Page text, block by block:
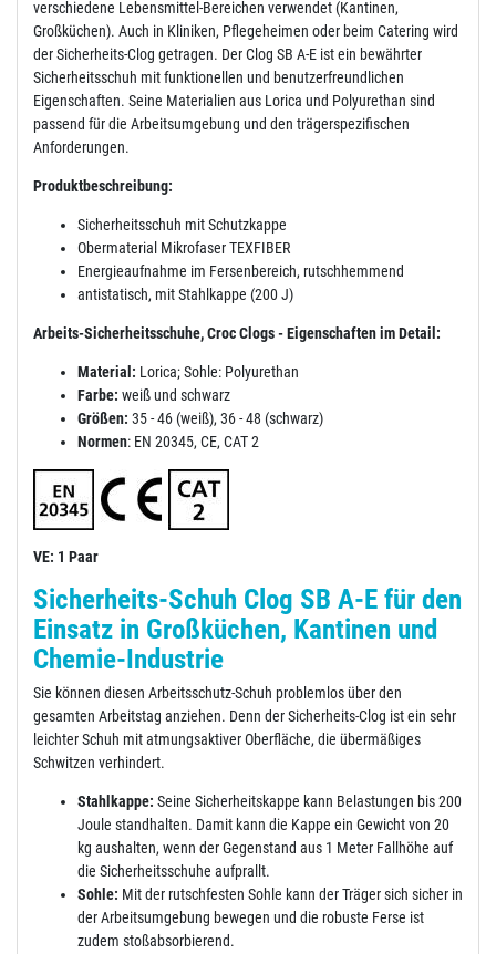
verschiedene Lebensmittel-Bereichen verwendet (Kantinen,
Großküchen). Auch in Kliniken, Pflegeheimen oder beim Catering wird
der Sicherheits-Clog getragen. Der Clog SB A-E ist ein bewährter
Sicherheitsschuh mit funktionellen und benutzerfreundlichen
Eigenschaften. Seine Materialien aus Lorica und Polyurethan sind
passend für die Arbeitsumgebung und den trägerspezifischen
Anforderungen.
Produktbeschreibung:
Sicherheitsschuh mit Schutzkappe
Obermaterial Mikrofaser TEXFIBER
Energieaufnahme im Fersenbereich, rutschhemmend
antistatisch, mit Stahlkappe (200 J)
Arbeits-Sicherheitsschuhe, Croc Clogs - Eigenschaften im Detail:
Material: Lorica; Sohle: Polyurethan
Farbe: weiß und schwarz
Größen: 35 - 46 (weiß), 36 - 48 (schwarz)
Normen: EN 20345, CE, CAT 2
VE: 1 Paar
Sicherheits-Schuh Clog SB A-E für den
Einsatz in Großküchen, Kantinen und
Chemie-Industrie
Sie können diesen Arbeitsschutz-Schuh problemlos über den
gesamten Arbeitstag anziehen. Denn der Sicherheits-Clog ist ein sehr
leichter Schuh mit atmungsaktiver Oberfläche, die übermäßiges
Schwitzen verhindert.
Stahlkappe: Seine Sicherheitskappe kann Belastungen bis 200
Joule standhalten. Damit kann die Kappe ein Gewicht von 20
kg aushalten, wenn der Gegenstand aus 1 Meter Fallhöhe auf
die Sicherheitsschuhe aufprallt.
Sohle: Mit der rutschfesten Sohle kann der Träger sich sicher in
der Arbeitsumgebung bewegen und die robuste Ferse ist
zudem stoßabsorbierend.